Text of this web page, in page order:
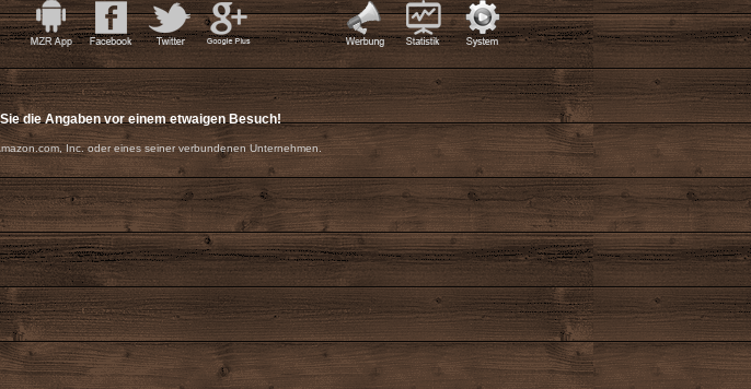
die Angaben vor einem etwaigen Besuch!
Inc. oder eines seiner verbundenen Unternehmen.